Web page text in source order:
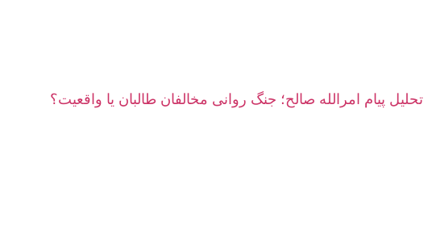
تحلیل پیام امرالله صالح؛ جنگ روانی مخالفان طالبان یا واقعیت؟